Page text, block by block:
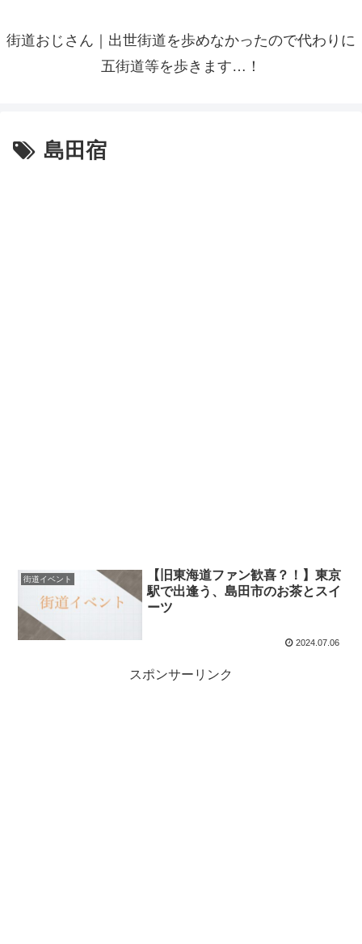
街道おじさん｜出世街道を歩めなかったので代わりに
五街道等を歩きます…！
島田宿
街道イベント
【旧東海道ファン歓喜？！】東京
駅で出逢う、島田市のお茶とスイ
ーツ
2024.07.06
スポンサーリンク